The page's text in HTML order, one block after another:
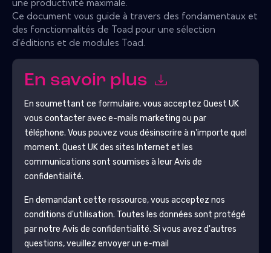
une productivité maximale.
Ce document vous guide à travers des fondamentaux et
des fonctionnalités de Toad pour une sélection
d'éditions et de modules Toad.
En savoir plus
En soumettant ce formulaire, vous acceptez Quest UK
vous contacter avec e-mails marketing ou par
téléphone. Vous pouvez vous désinscrire à n'importe quel
moment. Quest UKdes sites Internet et les
communications sont soumises à leur Avis de
confidentialité.
En demandant cette ressource, vous acceptez nos
conditions d'utilisation. Toutes les données sont protégé
par notre Avis de confidentialité. Si vous avez d'autres
questions, veuillez envoyer un e-mail